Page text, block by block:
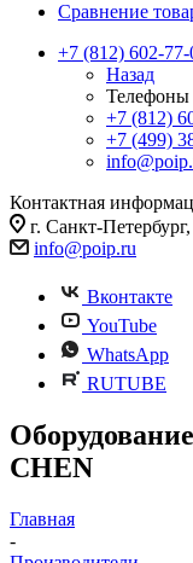
Сравнение
+7 (812) 602-77-
Назад
Телефоны
+7 (812)
+7 (499)
Контактная
г. Санкт-
info@poip.ru
Вконтакте
YouTube
WhatsApp
RUTUBE
CHEN
Главная
-